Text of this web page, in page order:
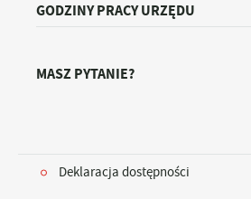
GODZINY PRACY URZĘDU
MASZ PYTANIE?
Deklaracja dostępności